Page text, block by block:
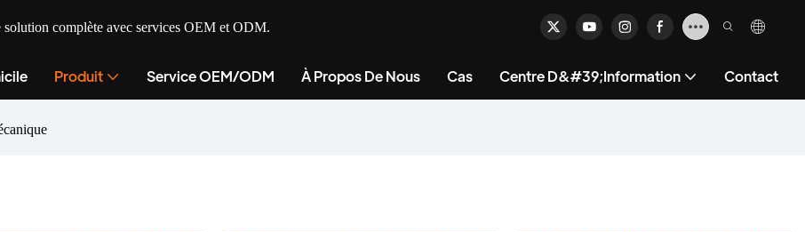
complète avec services OEM et ODM.
Produit Service OEM/ODM À Propos De Nous Cas Centre D&#39;information Contact